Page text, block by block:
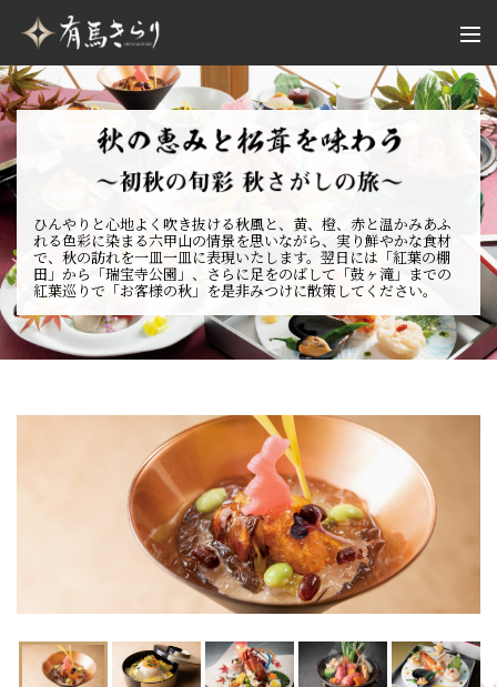
ひんやりと心地よく吹き抜ける秋風と、黄、橙、赤と温かみあふ
れる色彩に染まる六甲山の情景を思いながら、実り鮮やかな食材
で、秋の訪れを一皿一皿に表現いたします。翌日には「紅葉の棚
田」から「瑞宝寺公園」、さらに足をのばして「鼓ヶ滝」までの
紅葉巡りで「お客様の秋」を是非みつけに散策してください。